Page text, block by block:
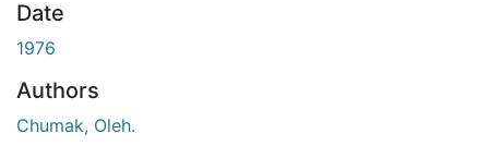
Date
1976
Authors
Chumak, Oleh.